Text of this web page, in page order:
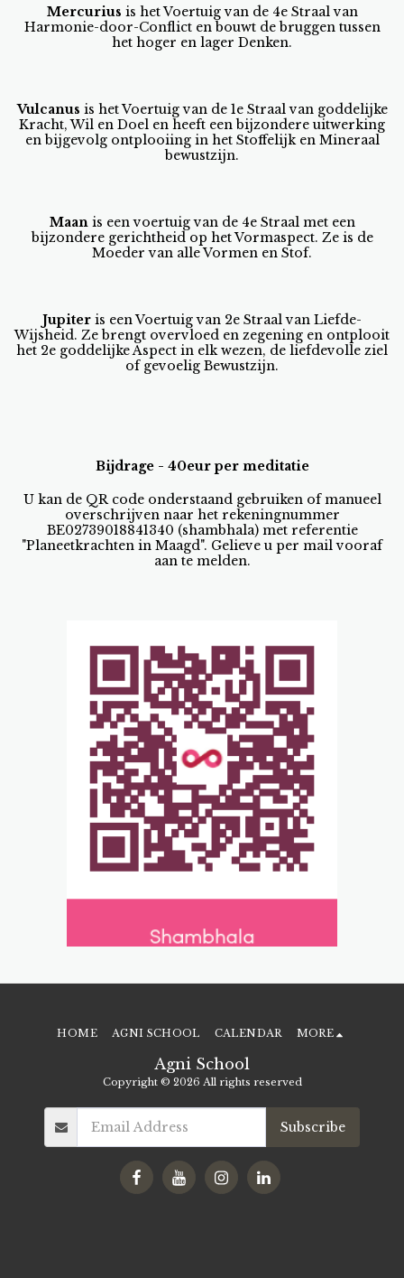
Mercurius is het Voertuig van de 4e Straal van
Harmonie-door-Conflict en bouwt de bruggen tussen
het hoger en lager Denken.
Vulcanus is het Voertuig van de 1e Straal van goddelijke
Kracht, Wil en Doel en heeft een bijzondere uitwerking
en bijgevolg ontplooiing in het Stoffelijk en Mineraal
bewustzijn.
Maanis een voertuig van de 4e Straal met een
bijzondere gerichtheid op het Vormaspect. Ze is de
Moeder van alle Vormen en Stof.
Jupiter is een Voertuig van 2e Straal van Liefde-
Wijsheid. Ze brengt overvloed en zegening en ontplooit
het 2e goddelijke Aspect in elk wezen, de liefdevolle ziel
of gevoelig Bewustzijn.
Bijdrage - 40eur per meditatie
U kan de QR code onderstaand gebruiken of manueel
overschrijven naar het rekeningnummer
BE02739018841340 (shambhala) met referentie
"Planeetkrachten in Maagd". Gelieve u per mail vooraf
aan te melden.
Agni School
Copyright © 2026 All rights reserved
HOME AGNI SCHOOL CALENDAR MORE
Subscribe